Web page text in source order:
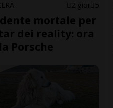
2 gior 5
mortale per
dei reality: ora
Porsche